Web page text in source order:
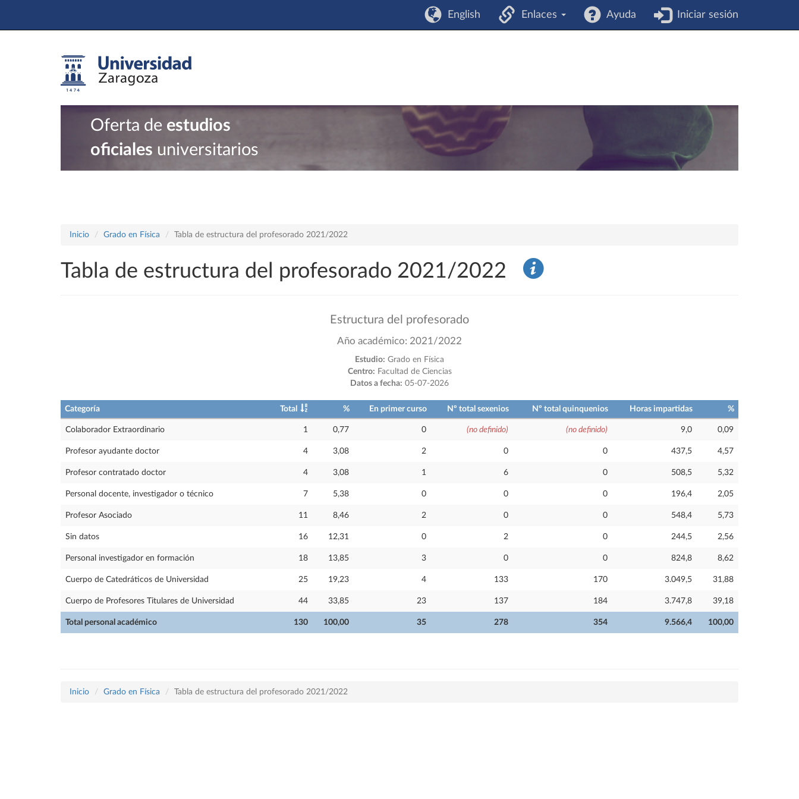
English Enlaces Ayuda Iniciar sesión
Oferta de estudios
oficiales universitarios
Inicio Grado en Física Tabla de estructura del profesorado 2021/2022
Tabla de estructura del profesorado 2021/2022
Estructura del profesorado
Año académico: 2021/2022
Estudio: Grado en Física
Centro: Facultad de Ciencias
Datos a fecha: 05-07-2026
Categoría Total % En primer curso Nº total sexenios Nº total quinquenios Horas impartidas %
Total personal académico 130 100,00 35 278 354 9.566,4 100,00
Colaborador Extraordinario 1 0,77 0 (no definido) (no definido) 9,0 0,09
Profesor ayudante doctor 4 3,08 2 0 0 437,5 4,57
Profesor contratado doctor 4 3,08 1 6 0 508,5 5,32
Personal docente, investigador o técnico 7 5,38 0 0 0 196,4 2,05
Profesor Asociado 11 8,46 2 0 0 548,4 5,73
Sin datos 16 12,31 0 2 0 244,5 2,56
Personal investigador en formación 18 13,85 3 0 0 824,8 8,62
Cuerpo de Catedráticos de Universidad 25 19,23 4 133 170 3.049,5 31,88
Cuerpo de Profesores Titulares de Universidad 44 33,85 23 137 184 3.747,8 39,18
Inicio Grado en Física Tabla de estructura del profesorado 2021/2022